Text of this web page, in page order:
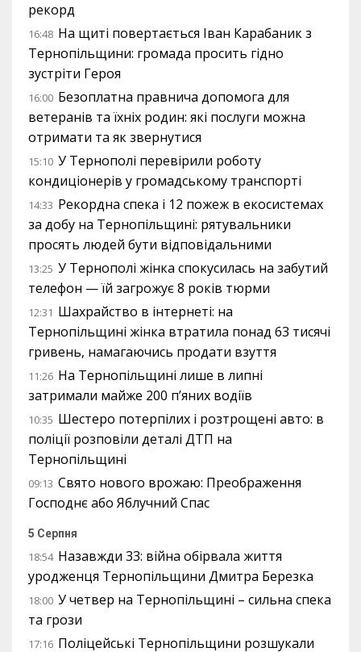
рекорд
16:48 На щиті повертається Іван Карабаник з
Тернопільщини: громада просить гідно
зустріти Героя
16:00 Безоплатна правнича допомога для
ветеранів та їхніх родин: які послуги можна
отримати та як звернутися
15:10 У Тернополі перевірили роботу
кондиціонерів у громадському транспорті
14:33 Рекордна спека і 12 пожеж в екосистемах
за добу на Тернопільщині: рятувальники
просять людей бути відповідальними
13:25 У Тернополі жінка спокусилась на забутий
телефон — їй загрожує 8 років тюрми
12:31 Шахрайство в інтернеті: на
Тернопільщині жінка втратила понад 63 тисячі
гривень, намагаючись продати взуття
11:26 На Тернопільщині лише в липні
затримали майже 200 п’яних водіїв
10:35 Шестеро потерпілих і розтрощені авто: в
поліції розповіли деталі ДТП на
Тернопільщині
09:13 Свято нового врожаю: Преображення
Господнє або Яблучний Спас
5 Серпня
18:54 Назавжди 33: війна обірвала життя
уродженця Тернопільщини Дмитра Березка
18:00 У четвер на Тернопільщині – сильна спека
та грози
17:16 Поліцейські Тернопільщини розшукали